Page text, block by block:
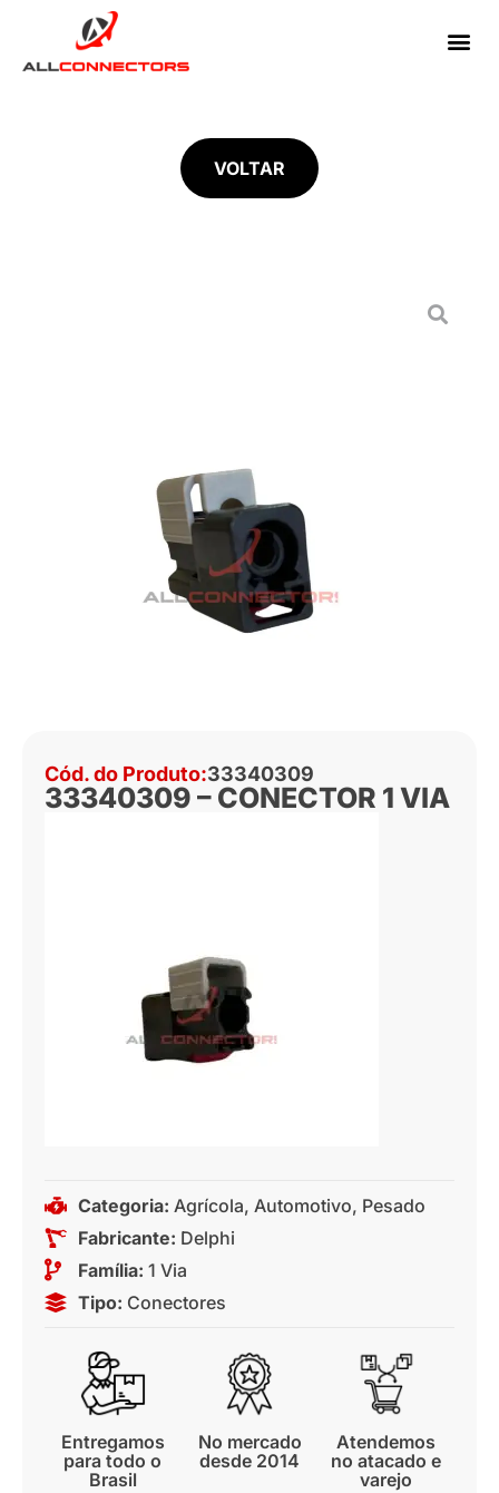
VOLTAR
Cód. do Produto:33340309
33340309 – CONECTOR 1 VIA
Categoria: Agrícola, Automotivo, Pesado
Fabricante: Delphi
Família: 1 Via
Tipo: Conectores
Entregamos
para todo o
Brasil
No mercado
desde 2014
Atendemos
no atacado e
varejo